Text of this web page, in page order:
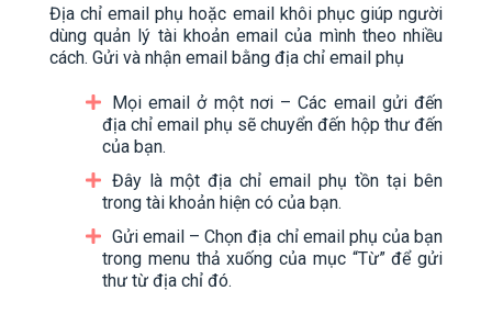
Địa chỉ email phụ hoặc email khôi phục giúp người
dùng quản lý tài khoản email của mình theo nhiều
cách. Gửi và nhận email bằng địa chỉ email phụ
Mọi email ở một nơi – Các email gửi đến
địa chỉ email phụ sẽ chuyển đến hộp thư đến
của bạn.
Đây là một địa chỉ email phụ tồn tại bên
trong tài khoản hiện có của bạn.
Gửi email – Chọn địa chỉ email phụ của bạn
trong menu thả xuống của mục “Từ” để gửi
thư từ địa chỉ đó.